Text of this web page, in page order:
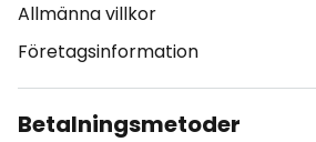
Allmänna villkor
Företagsinformation
Betalningsmetoder